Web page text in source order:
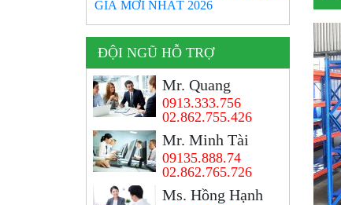
GIÁ MỚI NHẤT 2026
ĐỘI NGŨ HỖ TRỢ
Mr. Quang
0913.333.756
02.862.755.426
Mr. Minh Tài
09135.888.74
02.862.765.726
Ms. Hồng Hạnh